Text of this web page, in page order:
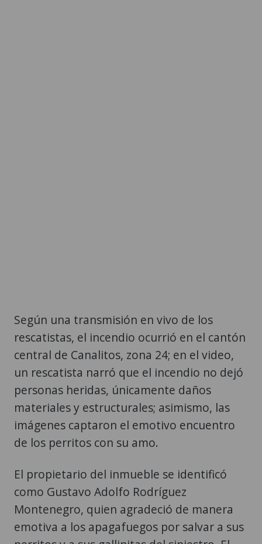
Según una transmisión en vivo de los
rescatistas, el incendio ocurrió en el cantón
central de Canalitos, zona 24; en el video,
un rescatista narró que el incendio no dejó
personas heridas, únicamente daños
materiales y estructurales; asimismo, las
imágenes captaron el emotivo encuentro
de los perritos con su amo.
El propietario del inmueble se identificó
como Gustavo Adolfo Rodríguez
Montenegro, quien agradeció de manera
emotiva a los apagafuegos por salvar a sus